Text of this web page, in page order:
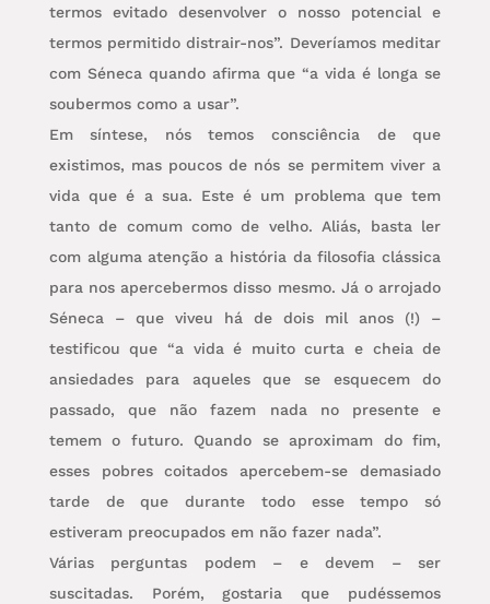
termos evitado desenvolver o nosso potencial e
termos permitido distrair-nos”. Deveríamos meditar
com Séneca quando afirma que “a vida é longa se
soubermos como a usar”.
Em síntese, nós temos consciência de que
existimos, mas poucos de nós se permitem viver a
vida que é a sua. Este é um problema que tem
tanto de comum como de velho. Aliás, basta ler
com alguma atenção a história da filosofia clássica
para nos apercebermos disso mesmo. Já o arrojado
Séneca – que viveu há de dois mil anos (!) –
testificou que “a vida é muito curta e cheia de
ansiedades para aqueles que se esquecem do
passado, que não fazem nada no presente e
temem o futuro. Quando se aproximam do fim,
esses pobres coitados apercebem-se demasiado
tarde de que durante todo esse tempo só
estiveram preocupados em não fazer nada”.
Várias perguntas podem – e devem – ser
suscitadas. Porém, gostaria que pudéssemos